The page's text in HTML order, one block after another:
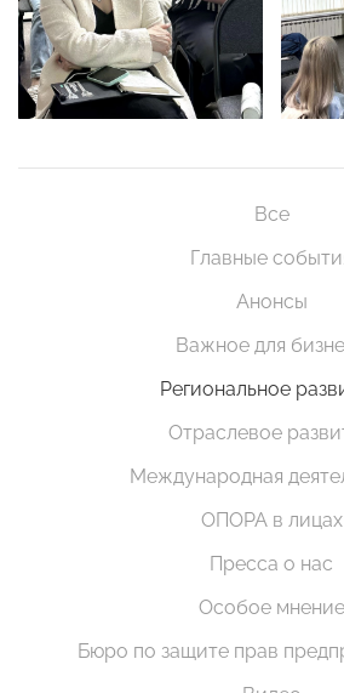
Все
Главные
Анонсы
Важное для
Региональное
Отраслевое
Международная
ОПОРА в лицах
Пресса о нас
Особое мнение
Бюро по защите прав